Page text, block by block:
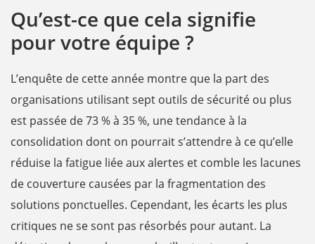
Qu’est-ce que cela signifie
pour votre équipe ?
L’enquête de cette année montre que la part des
organisations utilisant sept outils de sécurité ou plus
est passée de 73 % à 35 %, une tendance à la
consolidation dont on pourrait s’attendre à ce qu’elle
réduise la fatigue liée aux alertes et comble les lacunes
de couverture causées par la fragmentation des
solutions ponctuelles. Cependant, les écarts les plus
critiques ne se sont pas résorbés pour autant. La